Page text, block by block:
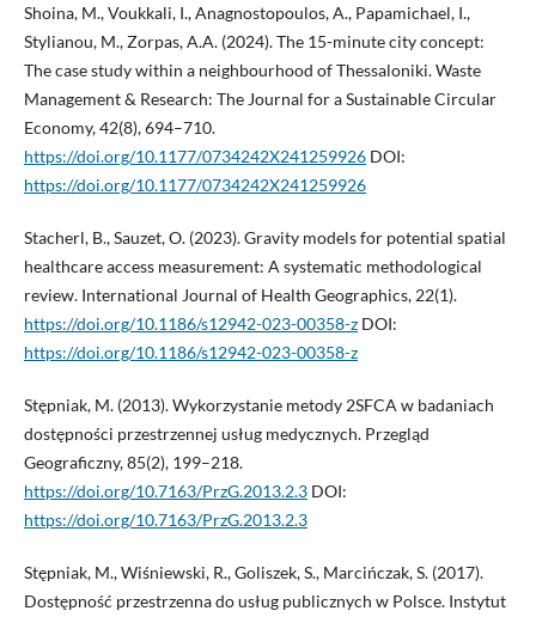
Shoina, M., Voukkali, I., Anagnostopoulos, A., Papamichael, I.,
Stylianou, M., Zorpas, A.A. (2024). The 15-minute city concept:
The case study within a neighbourhood of Thessaloniki. Waste
Management & Research: The Journal for a Sustainable Circular
Economy, 42(8), 694–710.
https://doi.org/10.1177/0734242X241259926DOI:
https://doi.org/10.1177/0734242X241259926
Stacherl, B., Sauzet, O. (2023). Gravity models for potential spatial
healthcare access measurement: A systematic methodological
review. International Journal of Health Geographics, 22(1).
https://doi.org/10.1186/s12942-023-00358-zDOI:
https://doi.org/10.1186/s12942-023-00358-z
Stępniak, M. (2013). Wykorzystanie metody 2SFCA w badaniach
dostępności przestrzennej usług medycznych. Przegląd
Geograficzny, 85(2), 199–218.
https://doi.org/10.7163/PrzG.2013.2.3DOI:
https://doi.org/10.7163/PrzG.2013.2.3
Stępniak, M., Wiśniewski, R., Goliszek, S., Marcińczak, S. (2017).
Dostępność przestrzenna do usług publicznych w Polsce. Instytut